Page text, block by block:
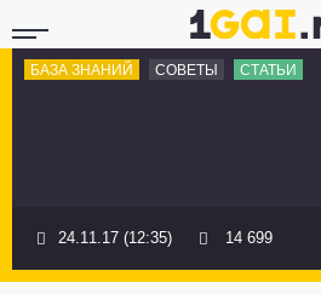
БАЗА ЗНАНИЙ СОВЕТЫ СТАТЬИ
24.11.17 (12:35) 14 699